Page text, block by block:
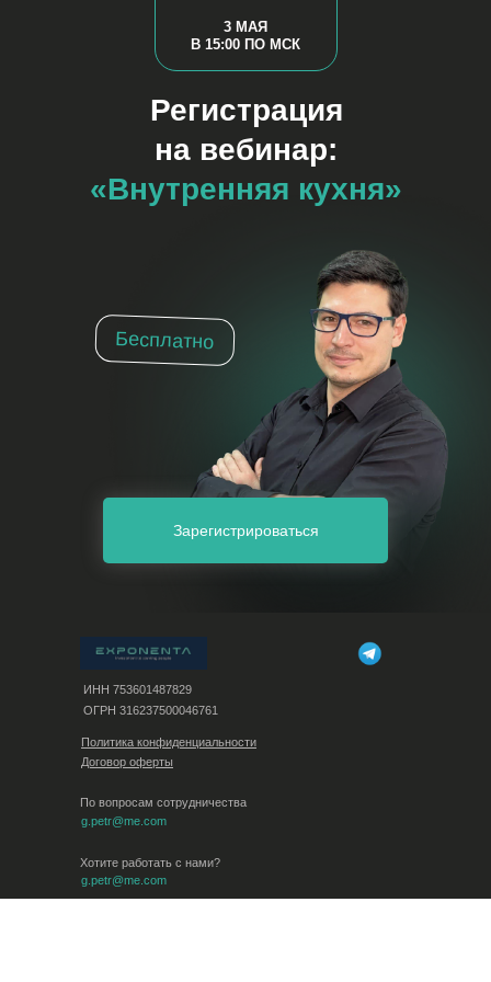
Регистрация
на вебинар:
«Внутренняя кухня»
Зарегистрироваться
3 МАЯ
В 15:00 ПО МСК
Бесплатно
ИНН 753601487829
ОГРН 316237500046761
Политика конфиденциальности
Договор оферты
По вопросам сотрудничества
g.petr@me.com
Хотите работать с нами?
g.petr@me.com